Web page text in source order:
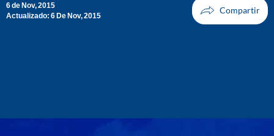
6 de Nov, 2015
Actualizado: 6 De Nov, 2015